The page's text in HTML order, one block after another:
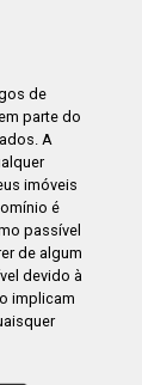
de
parte do
A
imóveis
é
passível
de algum
devido à
implicam